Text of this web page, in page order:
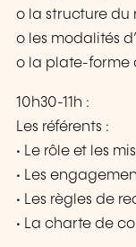
o la structure du
o les modalités
o la plate-forme
10h30-11h :
Les référents :
• Le rôle et les
• Les
• Les règles de
• La charte de